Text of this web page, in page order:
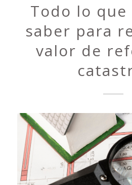
Todo lo que
saber para
valor de